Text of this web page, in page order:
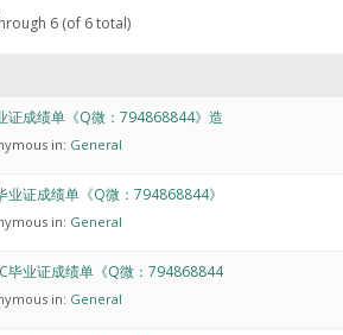
6 (of 6 total)
证成绩单《Q微：794868844》造
in: General
业证成绩单《Q微：794868844》
in: General
毕业证成绩单《Q微：794868844
in: General